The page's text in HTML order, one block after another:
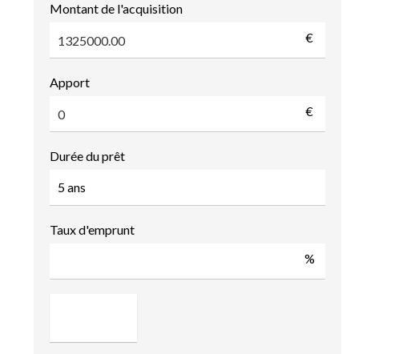
Montant de l'acquisition
€
Apport
€
Durée du prêt
Taux d'emprunt
%